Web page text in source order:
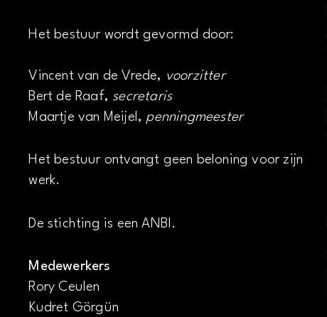
Het bestuur wordt gevormd door:
Vincent van de Vrede, voorzitter
Bert de Raaf, secretaris
Maartje van Meijel, penningmeester
Het bestuur ontvangt geen beloning voor zijn
werk.
De stichting is een ANBI.
Medewerkers
Rory Ceulen
Kudret Görgün